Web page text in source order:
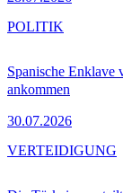
Spanische Enklave
ankommen
30.07.2026
POLITIK
VERTEIDIGUNG